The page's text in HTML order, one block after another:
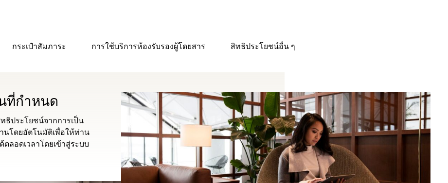
กระเป๋าสัมภาระ การใช้บริการห้องรับรองผู้โดยสาร สิทธิประโยชน์อื่น ๆ
ที่กำหนด
ธิประโยชน์จากการเป็น
นโดยอัตโนมัติเพื่อให้ท่าน
ลอดเวลาโดยเข้าสู่ระบบ